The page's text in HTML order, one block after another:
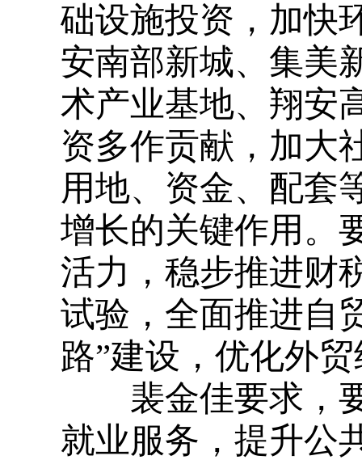
础设施投资，加快
安南部新城、集美
术产业基地、翔安
资多作贡献，加大
用地、资金、配套
增长的关键作用。
活力，稳步推进财
试验，全面推进自
路”建设，优化外
裴金佳要求，要
就业服务，提升公